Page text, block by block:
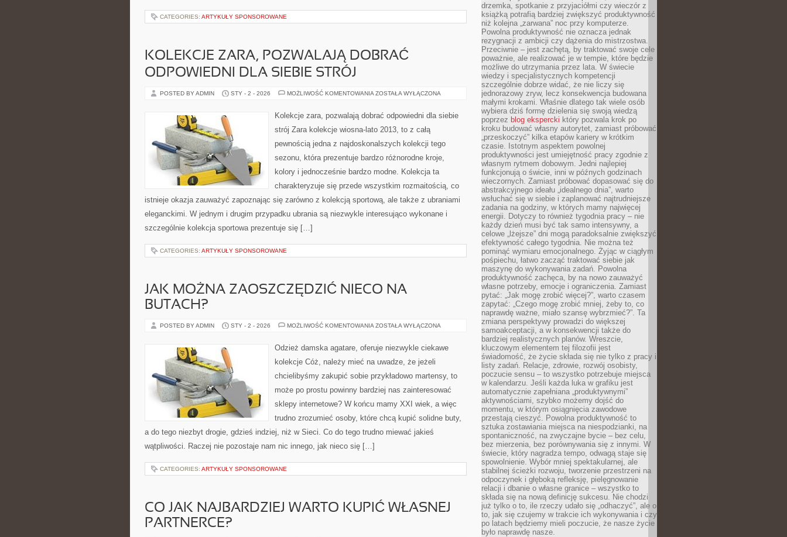
CATEGORIES: ARTYKUŁY SPONSOROWANE
KOLEKCJE ZARA, POZWALAJĄ DOBRAĆ
ODPOWIEDNI DLA SIEBIE STRÓJ
POSTED BY ADMIN STY - 2 - 2026 MOŻLIWOŚĆ KOMENTOWANIA KOLEKCJE
DOBRAĆ
ODPOWIEDNI
SIEBIE
ZOSTAŁA WYŁĄCZONA
Kolekcje zara, pozwalają dobrać odpowiedni dla siebie
strój Zara kolekcje wiosna-lato 2013, to z całą
pewnością jedna z najdoskonalszych kolekcji tego
sezonu, która prezentuje bardzo różnorodne kroje,
kolory i jednocześnie bardzo modne. Kolekcja ta
charakteryzuje się przede wszystkim rozmaitością, co
istnieje okazja zauważyć zapoznając się zarówno z kolekcją sportową, ale także z ubraniami
eleganckimi. W jednym i drugim przypadku ubrania są niezwykle interesująco wykonane i
szczególnie kolekcja sportowa prezentuje się […]
CATEGORIES: ARTYKUŁY SPONSOROWANE
JAK MOŻNA ZAOSZCZĘDZIĆ NIECO NA
BUTACH?
POSTED BY ADMIN STY - 2 - 2026 MOŻLIWOŚĆ KOMENTOWANIA JAK
NIECO
NA
ZOSTAŁA WYŁĄCZONA
Odzież damska agatare, oferuje niezwykle ciekawe
kolekcje Cóż, należy mieć na uwadze, że jeżeli
chcielibyśmy zakupić sobie przykładowo martensy, to
może po prostu powinny bardziej nas zainteresować
sklepy internetowe? W końcu mamy XXI wiek, a więc
trudno zrozumieć osoby, które chcą kupić solidne buty,
a do tego niezbyt drogie, gdzieś indziej, niż w Sieci. Co do tego trudno miewać jakieś
wątpliwości. Raczej nie pozostaje nam nic innego, jak nieco się […]
CATEGORIES: ARTYKUŁY SPONSOROWANE
CO JAK NAJBARDZIEJ WARTO KUPIĆ WŁASNEJ
PARTNERCE?
drzemka, spotkanie z przyjaciółmi czy wieczór z
książką potrafią bardziej zwiększyć produktywność
niż kolejna „zarwana” noc przy komputerze.
Powolna produktywność nie oznacza jednak
rezygnacji z ambicji czy dążenia do mistrzostwa.
Przeciwnie – jest zachętą, by traktować swoje cele
poważnie, ale realizować je w tempie, które będzie
możliwe do utrzymania przez lata. W świecie
wiedzy i specjalistycznych kompetencji
szczególnie dobrze widać, że nie liczy się
jednorazowy zryw, lecz konsekwencja budowana
małymi krokami. Właśnie dlatego tak wiele osób
wybiera dziś formę dzielenia się swoją wiedzą
poprzez blog ekspercki który pozwala krok po
kroku budować własny autorytet, zamiast próbować
„przeskoczyć” kilka etapów kariery w krótkim
czasie. Istotnym aspektem powolnej
produktywności jest umiejętność pracy zgodnie z
własnym rytmem dobowym. Jedni najlepiej
funkcjonują o świcie, inni w późnych godzinach
wieczornych. Zamiast próbować dopasować się do
abstrakcyjnego ideału „idealnego dnia”, warto
wsłuchać się w siebie i zaplanować najtrudniejsze
zadania na godziny, w których mamy najwięcej
energii. Dotyczy to również tygodnia pracy – nie
każdy dzień musi być tak samo intensywny, a
celowe „lżejsze” dni mogą paradoksalnie zwiększyć
efektywność całego tygodnia. Nie można też
pominąć wymiaru emocjonalnego. Żyjąc w ciągłym
pośpiechu, łatwo zacząć traktować siebie jak
maszynę do wykonywania zadań. Powolna
produktywność zachęca, by na nowo zauważyć
własne potrzeby, emocje i ograniczenia. Zamiast
pytać: „Jak mogę zrobić więcej?”, warto czasem
zapytać: „Czego mogę zrobić mniej, żeby to, co
naprawdę ważne, miało szansę wybrzmieć?”. Ta
zmiana perspektywy prowadzi do większej
samoakceptacji, a w konsekwencji także do
bardziej realistycznych planów. Wreszcie,
kluczowym elementem tej filozofii jest
świadomość, że życie składa się nie tylko z pracy i
listy zadań. Relacje, zdrowie, rozwój osobisty,
poczucie sensu – to wszystko potrzebuje miejsca
w kalendarzu. Jeśli każda luka w grafiku jest
automatycznie zapełniana „produktywnymi”
aktywnościami, szybko możemy dojść do
momentu, w którym osiągnięcia zawodowe
przestają cieszyć. Powolna produktywność to
sztuka zostawiania miejsca na niespodzianki, na
spontaniczność, na zwyczajne bycie – bez celu,
bez mierzenia, bez porównywania się z innymi. W
świecie, który nagradza tempo, odwagą staje się
spowolnienie. Wybór mniej spektakularnej, ale
stabilnej ścieżki rozwoju, tworzenie przestrzeni na
odpoczynek i głęboką refleksję, pielęgnowanie
relacji i dbanie o własne granice – wszystko to
składa się na nową definicję sukcesu. Nie chodzi
już tylko o to, ile rzeczy udało się „odhaczyć”, ale o
to, jak się czujemy w trakcie ich wykonywania i czy
po latach będziemy mieli poczucie, że nasze życie
było naprawdę nasze.